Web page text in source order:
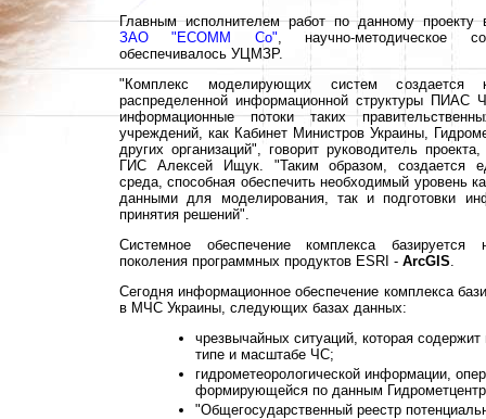
Главным исполнителем работ по данному проекту
ЗАО "ЕСОММ Со", научно-методическое
обеспечивалось УЦМЗР.
"Комплекс моделирующих систем создается
распределенной информационной структуры ПИАС
информационные потоки таких
учреждений, как Кабинет Министров Украины,
других организаций", говорит руководитель
ГИС Алексей Ищук. "Таким образом, создается
среда, способная обеспечить необходимый уровень
данными для моделирования, так и подготовки
принятия решений".
Системное обеспечение комплекса
поколения программных продуктов ESRI - ArcGIS.
Сегодня информационное обеспечение комплекса
в МЧС Украины, следующих базах данных:
чрезвычайных ситуаций, которая
типе и масштабе ЧС;
гидрометеорологической информации,
формирующейся по данным
"Общегосударственный реестр